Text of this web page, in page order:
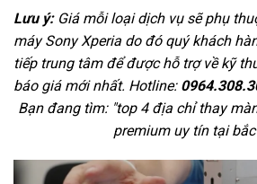
Lưu ý:Giá mỗi loại dịch vụ sẽ phụ
máy Sony Xperia do đó quý khách
tiếp trung tâm để được hỗ trợ về kỹ
báo giá mới nhất. Hotline:
Bạn đang tìm: "top 4 địa chỉ thay
premium uy tín tại